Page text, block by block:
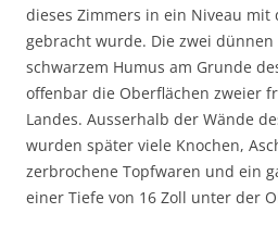
dieses Zimmers in ein Niveau mit
gebracht wurde. Die zwei dünnen
schwarzem Humus am Grunde
offenbar die Oberflächen zweier
Landes. Ausserhalb der Wände
wurden später viele Knochen,
zerbrochene Topfwaren und ein
einer Tiefe von 16 Zoll unter der